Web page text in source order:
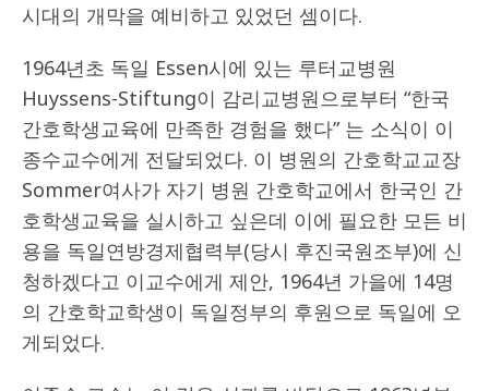
시대의 개막을 예비하고 있었던 셈이다.
1964년초 독일 Essen시에 있는 루터교병원
Huyssens-Stiftung이 감리교병원으로부터 “한국
간호학생교육에 만족한 경험을 했다” 는 소식이 이
종수교수에게 전달되었다. 이 병원의 간호학교교장
Sommer여사가 자기 병원 간호학교에서 한국인 간
호학생교육을 실시하고 싶은데 이에 필요한 모든 비
용을 독일연방경제협력부(당시 후진국원조부)에 신
청하겠다고 이교수에게 제안, 1964년 가을에 14명
의 간호학교학생이 독일정부의 후원으로 독일에 오
게되었다.